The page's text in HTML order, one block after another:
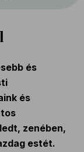
és
és
zenében,
estét.